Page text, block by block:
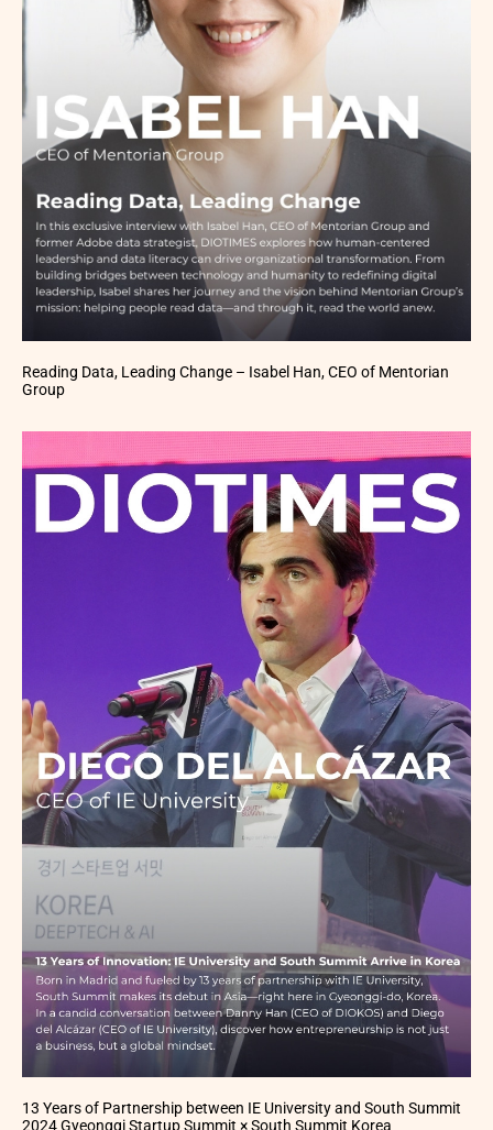
Reading Data, Leading Change – Isabel Han, CEO of Mentorian
Group
13 Years of Partnership between IE University and South Summit
2024 Gyeonggi Startup Summit × South Summit Korea